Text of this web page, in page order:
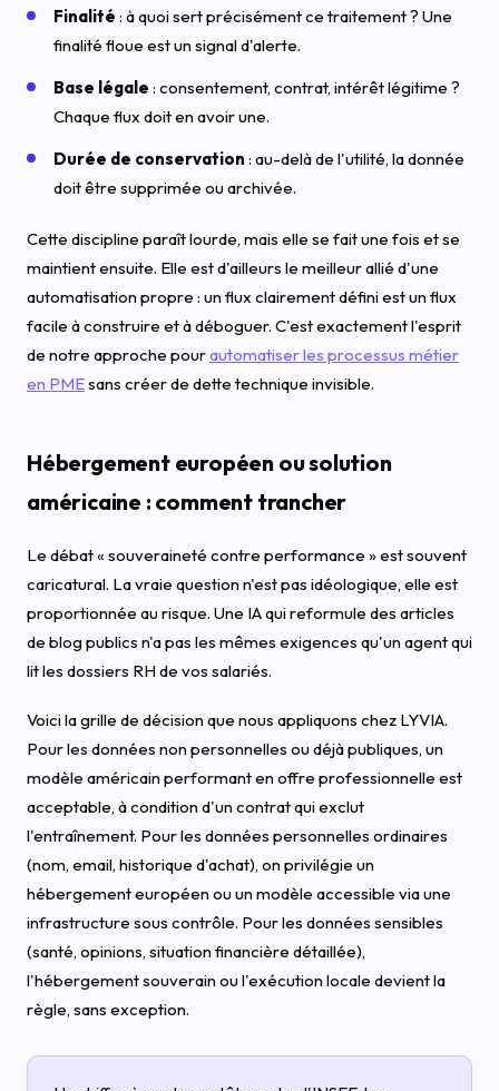
Finalité : à quoi sert précisément ce traitement ? Une
finalité floue est un signal d'alerte.
Base légale : consentement, contrat, intérêt légitime ?
Chaque flux doit en avoir une.
Durée de conservation : au-delà de l'utilité, la donnée
doit être supprimée ou archivée.
Cette discipline paraît lourde, mais elle se fait une fois et se
maintient ensuite. Elle est d'ailleurs le meilleur allié d'une
automatisation propre : un flux clairement défini est un flux
facile à construire et à déboguer. C'est exactement l'esprit
de notre approche pourautomatiser les processus métier
en PMEsans créer de dette technique invisible.
Hébergement européen ou solution
américaine : comment trancher
Le débat « souveraineté contre performance » est souvent
caricatural. La vraie question n'est pas idéologique, elle est
proportionnée au risque. Une IA qui reformule des articles
de blog publics n'a pas les mêmes exigences qu'un agent qui
lit les dossiers RH de vos salariés.
Voici la grille de décision que nous appliquons chez LYVIA.
Pour les données non personnelles ou déjà publiques, un
modèle américain performant en offre professionnelle est
acceptable, à condition d'un contrat qui exclut
l'entraînement. Pour les données personnelles ordinaires
(nom, email, historique d'achat), on privilégie un
hébergement européen ou un modèle accessible via une
infrastructure sous contrôle. Pour les données sensibles
(santé, opinions, situation financière détaillée),
l'hébergement souverain ou l'exécution locale devient la
règle, sans exception.